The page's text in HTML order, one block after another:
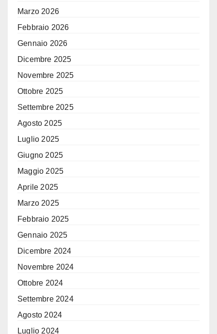
Marzo 2026
Febbraio 2026
Gennaio 2026
Dicembre 2025
Novembre 2025
Ottobre 2025
Settembre 2025
Agosto 2025
Luglio 2025
Giugno 2025
Maggio 2025
Aprile 2025
Marzo 2025
Febbraio 2025
Gennaio 2025
Dicembre 2024
Novembre 2024
Ottobre 2024
Settembre 2024
Agosto 2024
Luglio 2024